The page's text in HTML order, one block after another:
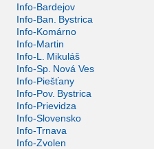
Info-Bardejov
Info-Ban. Bystrica
Info-Komárno
Info-Martin
Info-L. Mikuláš
Info-Sp. Nová Ves
Info-Piešťany
Info-Pov. Bystrica
Info-Prievidza
Info-Slovensko
Info-Trnava
Info-Zvolen